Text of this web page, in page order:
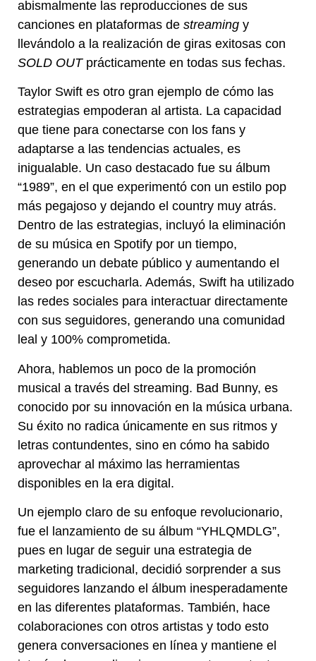
abismalmente las reproducciones de sus
canciones en plataformas de streaming y
llevándolo a la realización de giras exitosas con
SOLD OUTprácticamente en todas sus fechas.
Taylor Swift es otro gran ejemplo de cómo las
estrategias empoderan al artista. La capacidad
que tiene para conectarse con los fans y
adaptarse a las tendencias actuales, es
inigualable. Un caso destacado fue su álbum
“1989”, en el que experimentó con un estilo pop
más pegajoso y dejando el country muy atrás.
Dentro de las estrategias, incluyó la eliminación
de su música en Spotify por un tiempo,
generando un debate público y aumentando el
deseo por escucharla. Además, Swift ha utilizado
las redes sociales para interactuar directamente
con sus seguidores, generando una comunidad
leal y 100% comprometida.
Ahora, hablemos un poco de la promoción
musical a través del streaming. Bad Bunny, es
conocido por su innovación en la música urbana.
Su éxito no radica únicamente en sus ritmos y
letras contundentes, sino en cómo ha sabido
aprovechar al máximo las herramientas
disponibles en la era digital.
Un ejemplo claro de su enfoque revolucionario,
fue el lanzamiento de su álbum “YHLQMDLG”,
pues en lugar de seguir una estrategia de
marketing tradicional, decidió sorprender a sus
seguidores lanzando el álbum inesperadamente
en las diferentes plataformas. También, hace
colaboraciones con otros artistas y todo esto
genera conversaciones en línea y mantiene el